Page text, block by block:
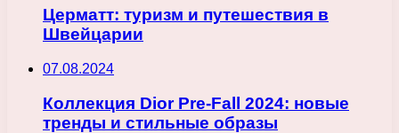
Церматт: туризм и путешествия в
Швейцарии
07.08.2024
Коллекция Dior Pre-Fall 2024: новые
тренды и стильные образы